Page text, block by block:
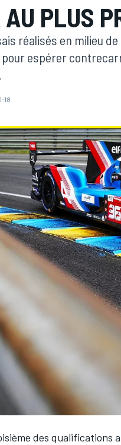
AU PLUS
réalisés en milieu
espérer
des qualifications